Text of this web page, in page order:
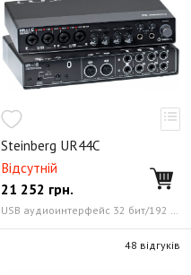
Steinberg UR44C
Відсутній
21 252 грн.
USB аудиоинтерфейс 32 бит/192 кГц
48 відгуків